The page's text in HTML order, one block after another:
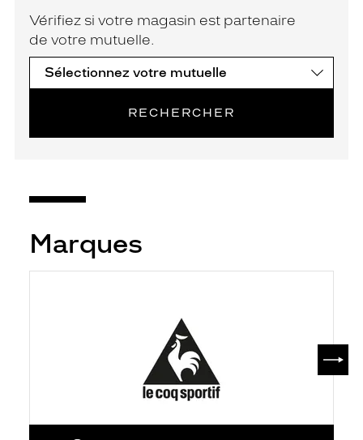
Vérifiez si votre magasin est partenaire
de votre mutuelle.
RECHERCHER
Marques